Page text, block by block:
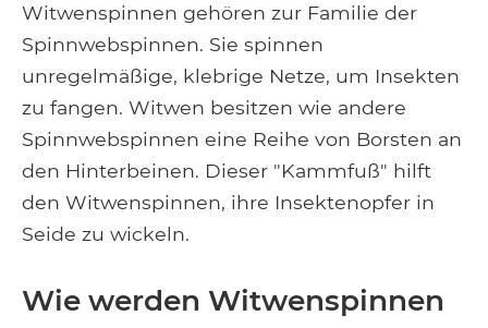
Witwenspinnen gehören zur Familie der
Spinnwebspinnen. Sie spinnen
unregelmäßige, klebrige Netze, um Insekten
zu fangen. Witwen besitzen wie andere
Spinnwebspinnen eine Reihe von Borsten an
den Hinterbeinen. Dieser "Kammfuß" hilft
den Witwenspinnen, ihre Insektenopfer in
Seide zu wickeln.
Wie werden Witwenspinnen